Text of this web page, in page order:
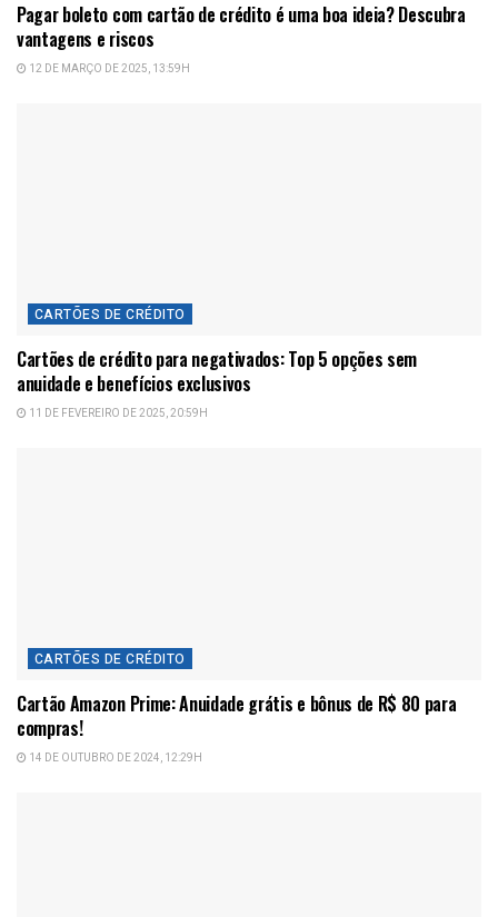
Pagar boleto com cartão de crédito é uma boa ideia? Descubra
vantagens e riscos
12 DE MARÇO DE 2025, 13:59H
CARTÕES DE CRÉDITO
Cartões de crédito para negativados: Top 5 opções sem
anuidade e benefícios exclusivos
11 DE FEVEREIRO DE 2025, 20:59H
CARTÕES DE CRÉDITO
Cartão Amazon Prime: Anuidade grátis e bônus de R$ 80 para
compras!
14 DE OUTUBRO DE 2024, 12:29H